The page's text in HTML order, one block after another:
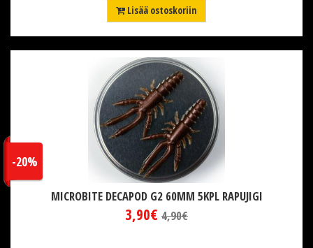
Lisää ostoskoriin
MICROBITE DECAPOD G2 60MM 5KPL RAPUJIGI
3,90€
-20%
4,90€